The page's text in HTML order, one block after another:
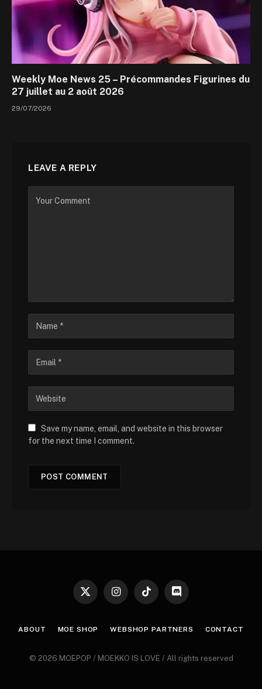
Weekly Moe News 25 – Précommandes Figurines du
27 juillet au 2 août 2026
29/07/2026
LEAVE A REPLY
Save my name, email, and website in this browser
for the next time I comment.
X
InstagramTikTok Discord
ABOUT MOE SHOP WEBSHOP PARTNERS CONTACT
© 2026 MOEPOP / MOEKKO IS LOVE / All rights reserved